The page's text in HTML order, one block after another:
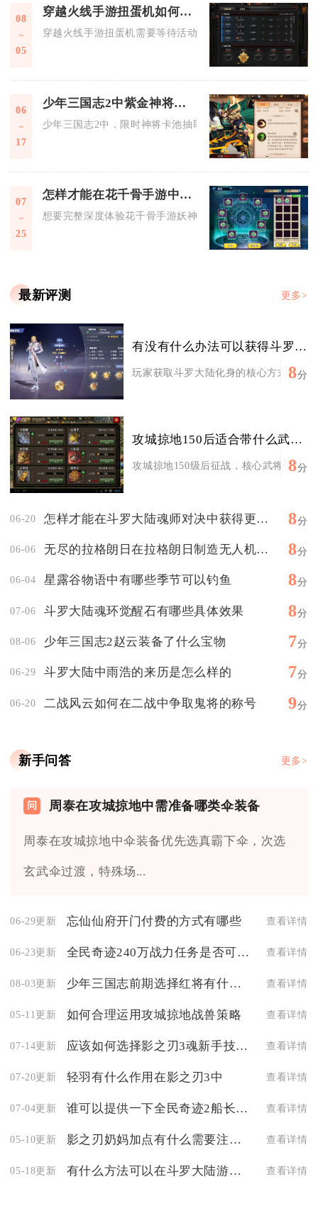
08
05
穿越火线手游扭蛋机如何开启获取
穿越火线手游扭蛋机需要等待活动限时开放，进入活动界面
06
17
少年三国志2中紫金神将的抽取概率是多少
少年三国志2中，限时神将卡池抽取完整紫金神将的概率约
07
25
怎样才能在花千骨手游中体验妖神现世
想要完整深度体验花千骨手游妖神现世玩法，核心前提是做
最新评测 更多>
有没有什么办法可以获得斗罗大陆的化身
玩家获取斗罗大陆化身的核心方式集中
8分
攻城掠地150后适合带什么武将征战
攻城掠地150级后征战，核心武将首选
8分
06-20 怎样才能在斗罗大陆魂师对决中获得更高的战力 8分
06-06 无尽的拉格朗日在拉格朗日制造无人机的秘诀是什么 8分
06-04 星露谷物语中有哪些季节可以钓鱼 8分
07-06 斗罗大陆魂环觉醒石有哪些具体效果 8分
08-06 少年三国志2赵云装备了什么宝物 7分
06-29 斗罗大陆中雨浩的来历是怎么样的 7分
06-20 二战风云如何在二战中争取鬼将的称号 9分
新手问答 更多>
周泰在攻城掠地中需准备哪类伞装备
周泰在攻城掠地中伞装备优先选真霸下伞，次选
玄武伞过渡，特殊场...
06-29更新 忘仙仙府开门付费的方式有哪些 查看详情
06-23更新 全民奇迹240万战力任务是否可以直接跳过 查看详情
08-03更新 少年三国志前期选择红将有什么技巧 查看详情
05-11更新 如何合理运用攻城掠地战兽策略 查看详情
07-14更新 应该如何选择影之刃3魂新手技能链搭配加点 查看详情
07-20更新 轻羽有什么作用在影之刃3中 查看详情
07-04更新 谁可以提供一下全民奇迹2船长任务攻略的链接 查看详情
05-10更新 影之刃奶妈加点有什么需要注意的地方 查看详情
05-18更新 有什么方法可以在斗罗大陆游戏中更换其他武魂 查看详情